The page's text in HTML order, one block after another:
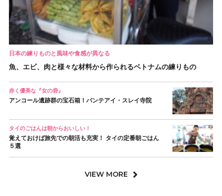
日本の練りものと風味や食感が異なる
魚、エビ、肉と様々な材料から作られるベトナムの練りもの
赤く優美な『女の砦』
アンコール遺跡群の宝石箱！バンテアイ・スレイ寺院
タイのごはんは朝からおいしい！
覚えておけば旅先での朝活も充実！ タイの定番朝ごはん
５選
VIEW MORE